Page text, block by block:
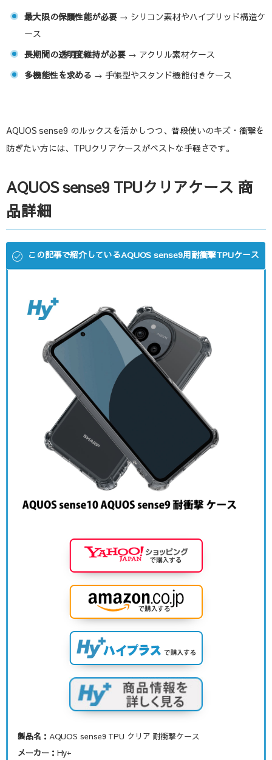
最大限の保護性能が必要→ シリコン素材やハイブリッド構造ケ
ース
長期間の透明度維持が必要→ アクリル素材ケース
多機能性を求める → 手帳型やスタンド機能付きケース
AQUOS sense9 のルックスを活かしつつ、普段使いのキズ・衝撃を
防ぎたい方には、TPUクリアケースがベストな手軽さです。
AQUOS sense9 TPUクリアケース 商
品詳細
この記事で紹介しているAQUOS sense9用耐衝撃TPUケース
製品名： AQUOS sense9 TPU クリア 耐衝撃ケース
メーカー： Hy+